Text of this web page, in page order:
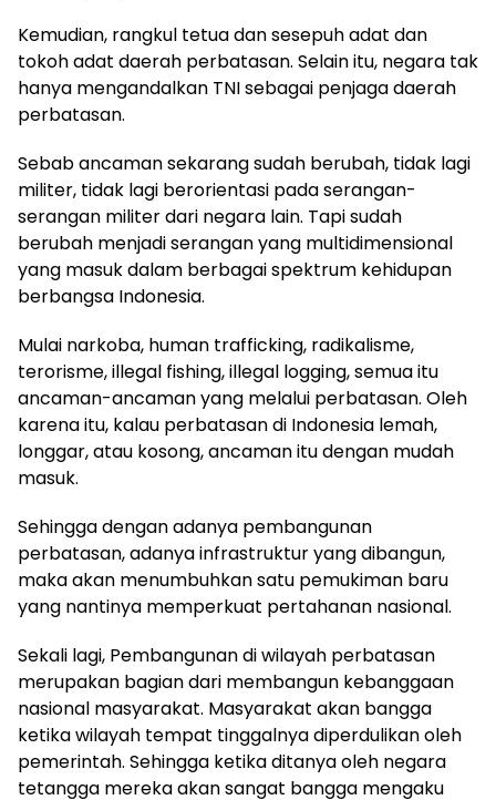
Kemudian, rangkul tetua dan sesepuh adat dan
tokoh adat daerah perbatasan. Selain itu, negara tak
hanya mengandalkan TNI sebagai penjaga daerah
perbatasan.
Sebab ancaman sekarang sudah berubah, tidak lagi
militer, tidak lagi berorientasi pada serangan-
serangan militer dari negara lain. Tapi sudah
berubah menjadi serangan yang multidimensional
yang masuk dalam berbagai spektrum kehidupan
berbangsa Indonesia.
Mulai narkoba, human trafficking, radikalisme,
terorisme, illegal fishing, illegal logging, semua itu
ancaman-ancaman yang melalui perbatasan. Oleh
karena itu, kalau perbatasan di Indonesia lemah,
longgar, atau kosong, ancaman itu dengan mudah
masuk.
Sehingga dengan adanya pembangunan
perbatasan, adanya infrastruktur yang dibangun,
maka akan menumbuhkan satu pemukiman baru
yang nantinya memperkuat pertahanan nasional.
Sekali lagi, Pembangunan di wilayah perbatasan
merupakan bagian dari membangun kebanggaan
nasional masyarakat. Masyarakat akan bangga
ketika wilayah tempat tinggalnya diperdulikan oleh
pemerintah. Sehingga ketika ditanya oleh negara
tetangga mereka akan sangat bangga mengaku